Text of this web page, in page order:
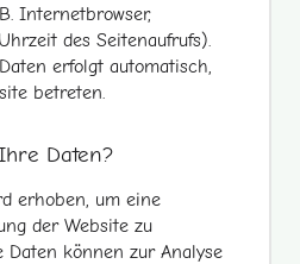
Internetbrowser,
des Seitenaufrufs).
erfolgt automatisch,
betreten.
Daten?
erhoben, um eine
der Website zu
Daten können zur Analyse